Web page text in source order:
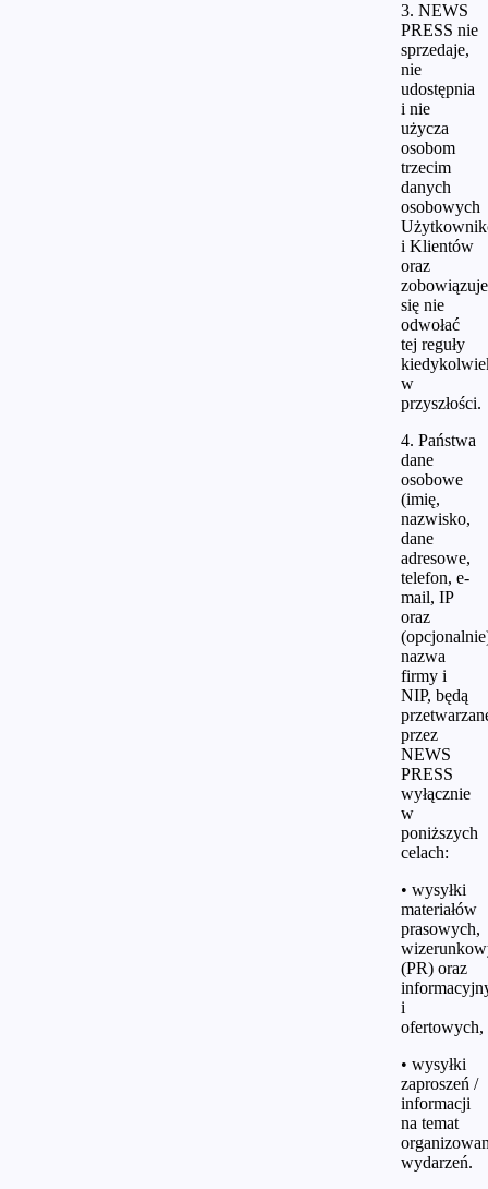
3. NEWS
PRESS nie
sprzedaje,
nie
udostępnia
i nie
użycza
osobom
trzecim
danych
osobowych
i Klientów
oraz
zobowiązuje
się nie
odwołać
tej reguły
w
przyszłości.
4. Państwa
dane
osobowe
(imię,
nazwisko,
dane
adresowe,
telefon, e-
mail, IP
oraz
nazwa
firmy i
NIP, będą
przez
NEWS
PRESS
wyłącznie
w
poniższych
celach:
• wysyłki
materiałów
prasowych,
(PR) oraz
i
ofertowych,
• wysyłki
zaproszeń /
informacji
na temat
wydarzeń.